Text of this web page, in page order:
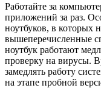
Работайте за
приложений за раз.
ноутбуков, в которых
вышеперечисленные
ноутбук работают
проверку на вирусы.
замедлять работу
на этапе пробной